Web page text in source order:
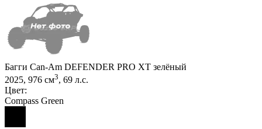
Багги Can-Am DEFENDER PRO XT зелёный
2025, 976 см3, 69 л.с.
Цвет:
Compass Green